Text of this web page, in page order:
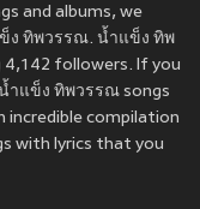
and albums, we
ง ทิพวรรณ. น้ำแข็ง ทิพ
followers. If you
ำแข็ง ทิพวรรณ songs
incredible compilation
with lyrics that you